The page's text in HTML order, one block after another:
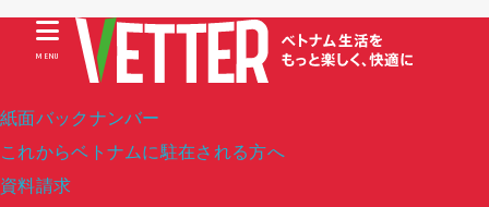
紙面バックナンバー
これからベトナムに駐在される方へ
資料請求
MENU